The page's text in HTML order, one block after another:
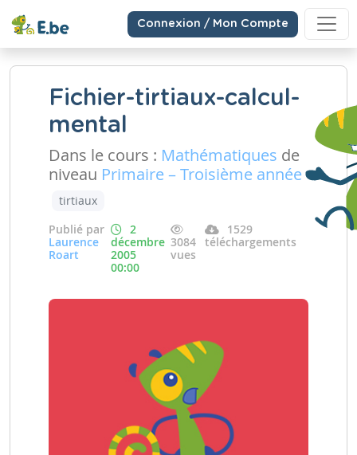
Connexion / Mon Compte
Fichier-tirtiaux-calcul-
mental
Dans le cours : Mathématiques de
niveau Primaire – Troisième année
tirtiaux
Publié par
Laurence
Roart
2
décembre
2005
00:00
3084
vues
1529
téléchargements